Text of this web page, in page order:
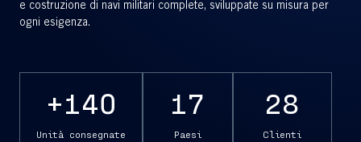
e costruzione di navi militari complete, sviluppate su misura per
ogni esigenza.
+140
Unità consegnate
17
Paesi
28
Clienti